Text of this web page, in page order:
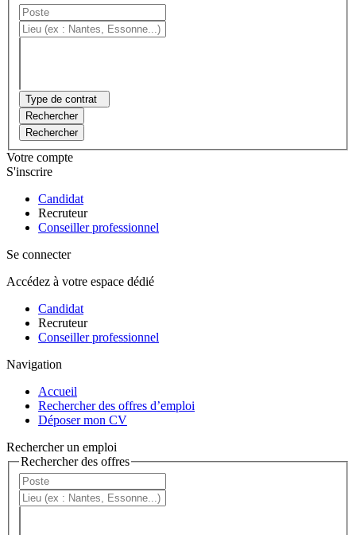
Type de contrat
Rechercher
Rechercher
Votre compte
S'inscrire
Candidat
Recruteur
Conseiller professionnel
Se connecter
Accédez à votre espace dédié
Candidat
Recruteur
Conseiller professionnel
Navigation
Accueil
Rechercher des offres d’emploi
Déposer mon CV
Rechercher un emploi
Rechercher des offres